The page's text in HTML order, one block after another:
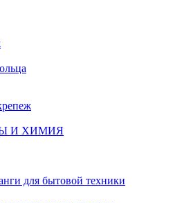
И ХИМИЯ
для бытовой техники